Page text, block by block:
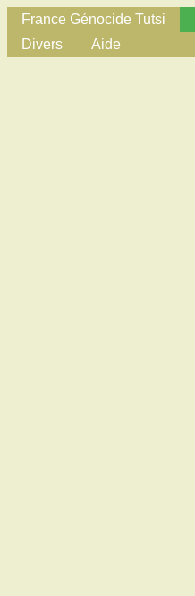
France Génocide Tutsi
Divers
Aide